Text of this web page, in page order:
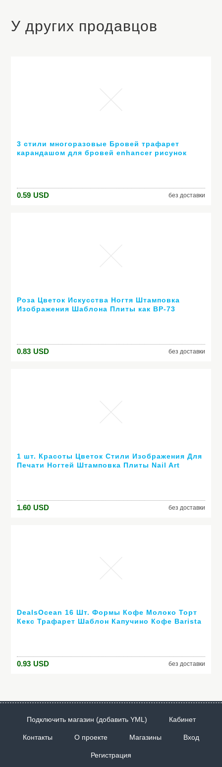
У других продавцов
3 стили многоразовые Бровей трафарет
карандашом для бровей enhancer рисунок
0.59 USD без доставки
Роза Цветок Искусства Ногтя Штамповка
Изображения Шаблона Плиты как BP-73
0.83 USD без доставки
1 шт. Красоты Цветок Стили Изображения Для
Печати Ногтей Штамповка Плиты Nail Art
1.60 USD без доставки
DealsOcean 16 Шт. Формы Кофе Молоко Торт
Кекс Трафарет Шаблон Капучино Кофе Barista
0.93 USD без доставки
Подключить магазин (добавить YML) Кабинет
Контакты О проекте Магазины Вход
Регистрация